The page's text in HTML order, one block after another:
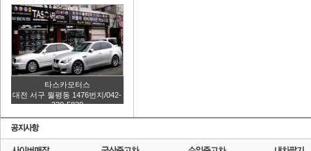
타스카모터스
대전 서구 월평동 1476번지/042-
320-5820